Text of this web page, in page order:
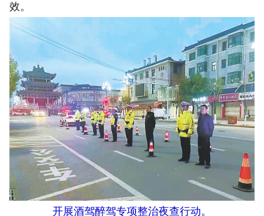
效。
开展酒驾醉驾专项整治夜查行动。